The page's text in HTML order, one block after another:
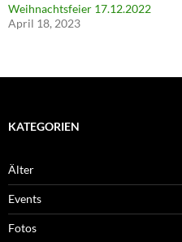
Weihnachtsfeier 17.12.2022
April 18, 2023
KATEGORIEN
Älter
Events
Fotos